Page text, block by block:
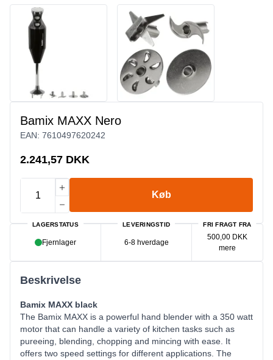
Bamix MAXX Nero
EAN: 7610497620242
2.241,57 DKK
Køb
LAGERSTATUS
Fjernlager
LEVERINGSTID
6-8 hverdage
FRI FRAGT FRA
500,00 DKK
mere
Beskrivelse
Bamix MAXX black
The Bamix MAXX is a powerful hand blender with a 350 watt
motor that can handle a variety of kitchen tasks such as
pureeing, blending, chopping and mincing with ease. It
offers two speed settings for different applications. The